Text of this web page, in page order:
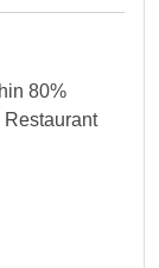
80%
Restaurant